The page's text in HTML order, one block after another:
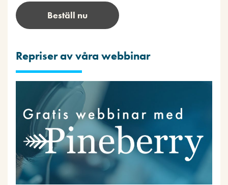
Beställ nu
Repriser av våra webbinar